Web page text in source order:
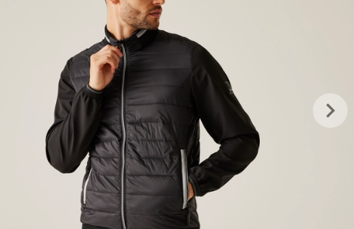
keyboard_arrow_right